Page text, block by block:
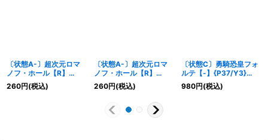
〔状態A-〕超次元ロマ
ノフ・ホール【R】
{P92/Y9}《闇》
260円(税込)
〔状態A-〕超次元ロマ
ノフ・ホール【R】
{DMD1917/22}《闇》
260円(税込)
〔状態C〕勇騎恐皇フォ
ルテ【-】{P37/Y3}
《多》
980円(税込)